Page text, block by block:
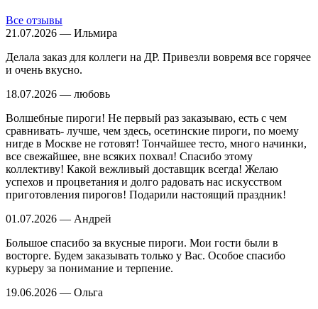
Все отзывы
21.07.2026 — Ильмира
Делала заказ для коллеги на ДР. Привезли вовремя все горячее
и очень вкусно.
18.07.2026 — любовь
Волшебные пироги! Не первый раз заказываю, есть с чем
сравнивать- лучше, чем здесь, осетинские пироги, по моему
нигде в Москве не готовят! Тончайшее тесто, много начинки,
все свежайшее, вне всяких похвал! Спасибо этому
коллективу! Какой вежливый доставщик всегда! Желаю
успехов и процветания и долго радовать нас искусством
приготовления пирогов! Подарили настоящий праздник!
01.07.2026 — Андрей
Большое спасибо за вкусные пироги. Мои гости были в
восторге. Будем заказывать только у Вас. Особое спасибо
курьеру за понимание и терпение.
19.06.2026 — Ольга